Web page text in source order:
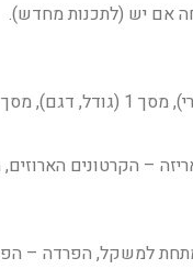
אם יש (לתכנות מחדש).
– הקרטונים
למשקל, הפרדה –